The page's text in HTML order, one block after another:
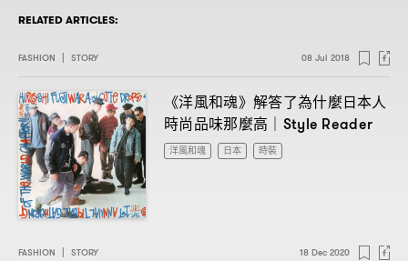
RELATED ARTICLES:
FASHION STORY 08 Jul 2018
《洋風和魂》解答了為什麼日本人
時尚品味那麼高 ｜Style Reader
洋風和魂 日本 時裝
FASHION STORY 18 Dec 2020